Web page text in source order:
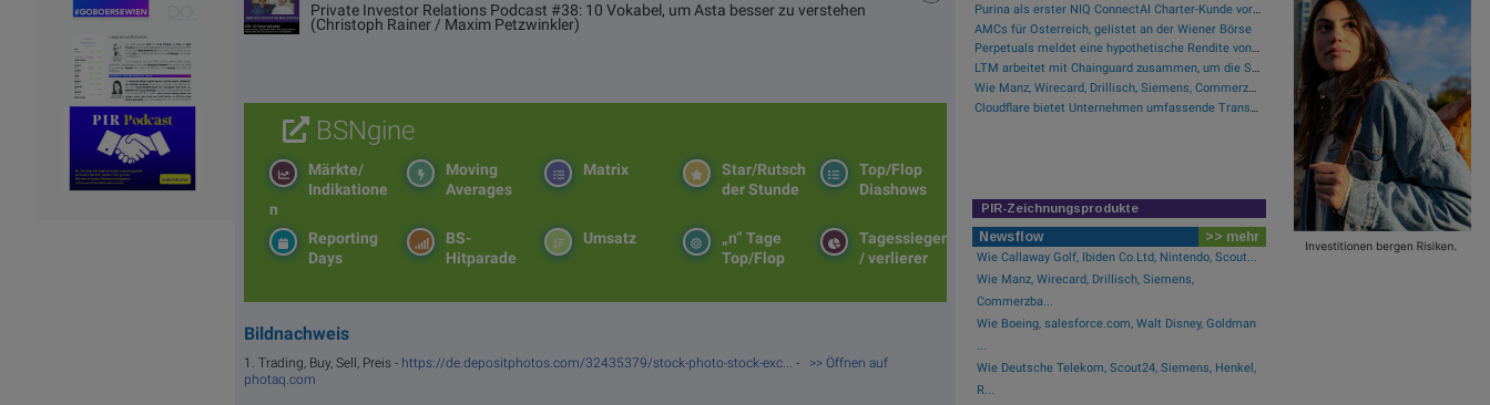
Private Investor Relations Podcast #38: 10 Vokabel, um Asta besser zu verstehen
(Christoph Rainer / Maxim Petzwinkler)
BSNgine
Top/Flop
Diashows
Star/Rutsch
der Stunde
Matrix
Moving
Averages
Märkte/
Indikatione
n
Tagessieger
/ verlierer
„n“ Tage
Top/Flop
Umsatz
BS-
Hitparade
Reporting
Days
Bildnachweis
1. Trading, Buy, Sell, Preis - https://de.depositphotos.com/32435379/stock-photo-stock-exc... -
>> Öffnen auf
photaq.com
Purina als erster NIQ ConnectAI Charter-Kunde vorgestellt
AMCs für Österreich, gelistet an der Wiener Börse
Perpetuals meldet eine hypothetische Rendite von 380 % im Backtest der KI-Engine, die die risikofreie Handelsplattform „UpsideOnly“ antreibt
LTM arbeitet mit Chainguard zusammen, um die Sicherheit der Software-Lieferkette durch BlueVerse™ RightLogic zu stärken
Wie Manz, Wirecard, Drillisch, Siemens, Commerzbank und FACC für Gesprächsstoff sorgten
Cloudflare bietet Unternehmen umfassende Transparenz zur Überprüfung und Analyse des KI-Einsatzes
PIR-Zeichnungsprodukte
Newsflow >> mehr
Wie Callaway Golf, Ibiden Co.Ltd, Nintendo, Scout...
Wie Manz, Wirecard, Drillisch, Siemens,
Commerzba...
Wie Boeing, salesforce.com, Walt Disney, Goldman
Wie Deutsche Telekom, Scout24, Siemens, Henkel,
R...